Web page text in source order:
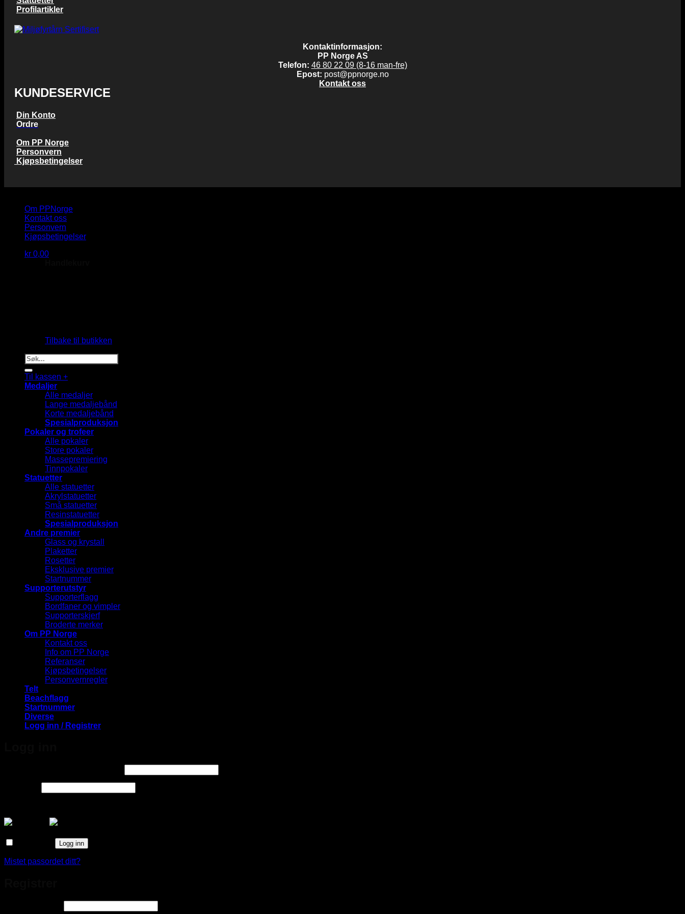
Profilartikler
Kontaktinformasjon:
PP Norge AS
Telefon: 46 80 22 09 (8-16 man-fre)
Epost: post@ppnorge.no
Kontakt oss
KUNDESERVICE
Din Konto
Ordre
Om PP Norge
Personvern
Kjøpsbetingelser
Om PPNorge
Kontakt oss
Personvern
Kjøpsbetingelser
kr 0,00
Tilbake til butikken
Søk
etter:
Til kassen +
Medaljer
Alle medaljer
Lange medaljebånd
Korte medaljebånd
Spesialproduksjon
Pokaler og trofeer
Alle pokaler
Store pokaler
Massepremiering
Tinnpokaler
Statuetter
Alle statuetter
Akrylstatuetter
Små statuetter
Resinstatuetter
Spesialproduksjon
Andre premier
Glass og krystall
Plaketter
Rosetter
Eksklusive premier
Startnummer
Supporterutstyr
Supporterflagg
Bordfaner og vimpler
Supporterskjerf
Broderte merker
Om PP Norge
Kontakt oss
Info om PP Norge
Referanser
Kjøpsbetingelser
Personvernregler
Telt
Beachflagg
Startnummer
Diverse
Logg inn / Registrer
Logg inn
Mistet passordet ditt?